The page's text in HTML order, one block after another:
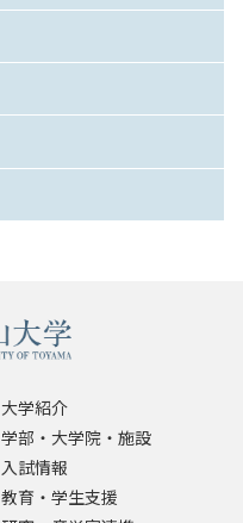
大学紹介
学部・大学院・施設
入試情報
教育・学生支援